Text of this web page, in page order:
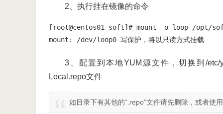
2、执行挂在镜像的命令
[root@centos01 soft]# mount -o loop /opt/
mount: /dev/loop0 写保护，将以只读方式挂载
3、配置到本地YUM源文件，切换到/
Local.repo文件
如目录下有其他的“ .repo”文件请先删除，或者使